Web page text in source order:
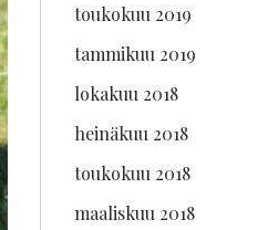
toukokuu 2019
tammikuu 2019
lokakuu 2018
heinäkuu 2018
toukokuu 2018
maaliskuu 2018